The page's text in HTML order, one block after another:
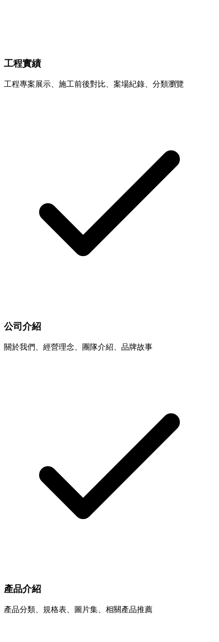
工程實績
工程專案展示、施工前後對比、案場紀錄、分類瀏覽
公司介紹
關於我們、經營理念、團隊介紹、品牌故事
產品介紹
產品分類、規格表、圖片集、相關產品推薦